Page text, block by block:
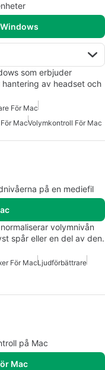
som erbjuder
av headset och
För Mac
MacVolymkontroll För Mac
på en mediefil
volymnivån
spår eller en del av den.
För MacLjudförbättrare
på Mac
Mac